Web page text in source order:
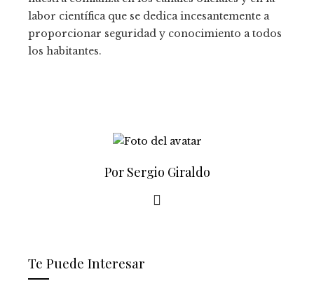
labor científica que se dedica incesantemente a
proporcionar seguridad y conocimiento a todos
los habitantes.
Por Sergio Giraldo
Te Puede Interesar